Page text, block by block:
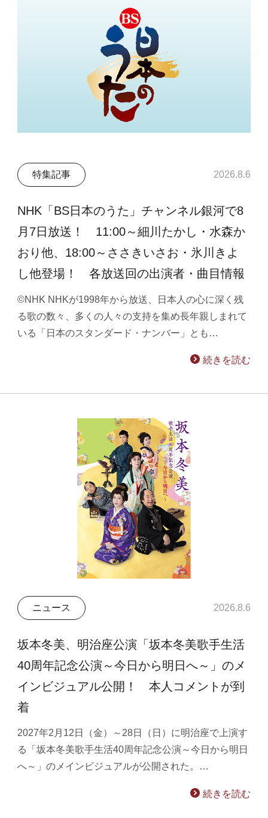
特集記事 2026.8.6
NHK「BS日本のうた」チャンネル銀河で8
月7日放送！ 11:00～細川たかし・水森か
おり他、18:00～ささきいさお・氷川きよ
し他登場！ 各放送回の出演者・曲目情報
©NHK NHKが1998年から放送、日本人の心に深く残
る歌の数々、多くの人々の支持を集め長年親しまれて
いる「日本のスタンダード・ナンバー」とも…
続きを読む
ニュース 2026.8.6
坂本冬美、明治座公演「坂本冬美歌手生活
40周年記念公演～今日から明日へ～」のメ
インビジュアル公開！ 本人コメントが到
着
2027年2月12日（金）～28日（日）に明治座で上演す
る「坂本冬美歌手生活40周年記念公演～今日から明日
へ～」のメインビジュアルが公開された。…
続きを読む